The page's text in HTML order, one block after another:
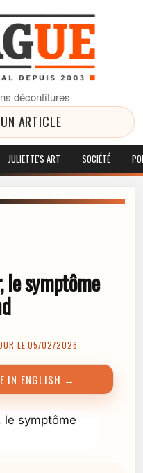
déconfitures
ARTICLE
JULIETTE'S ART SOCIÉTÉ
le symptôme
LE 05/02/2026
IN ENGLISH →